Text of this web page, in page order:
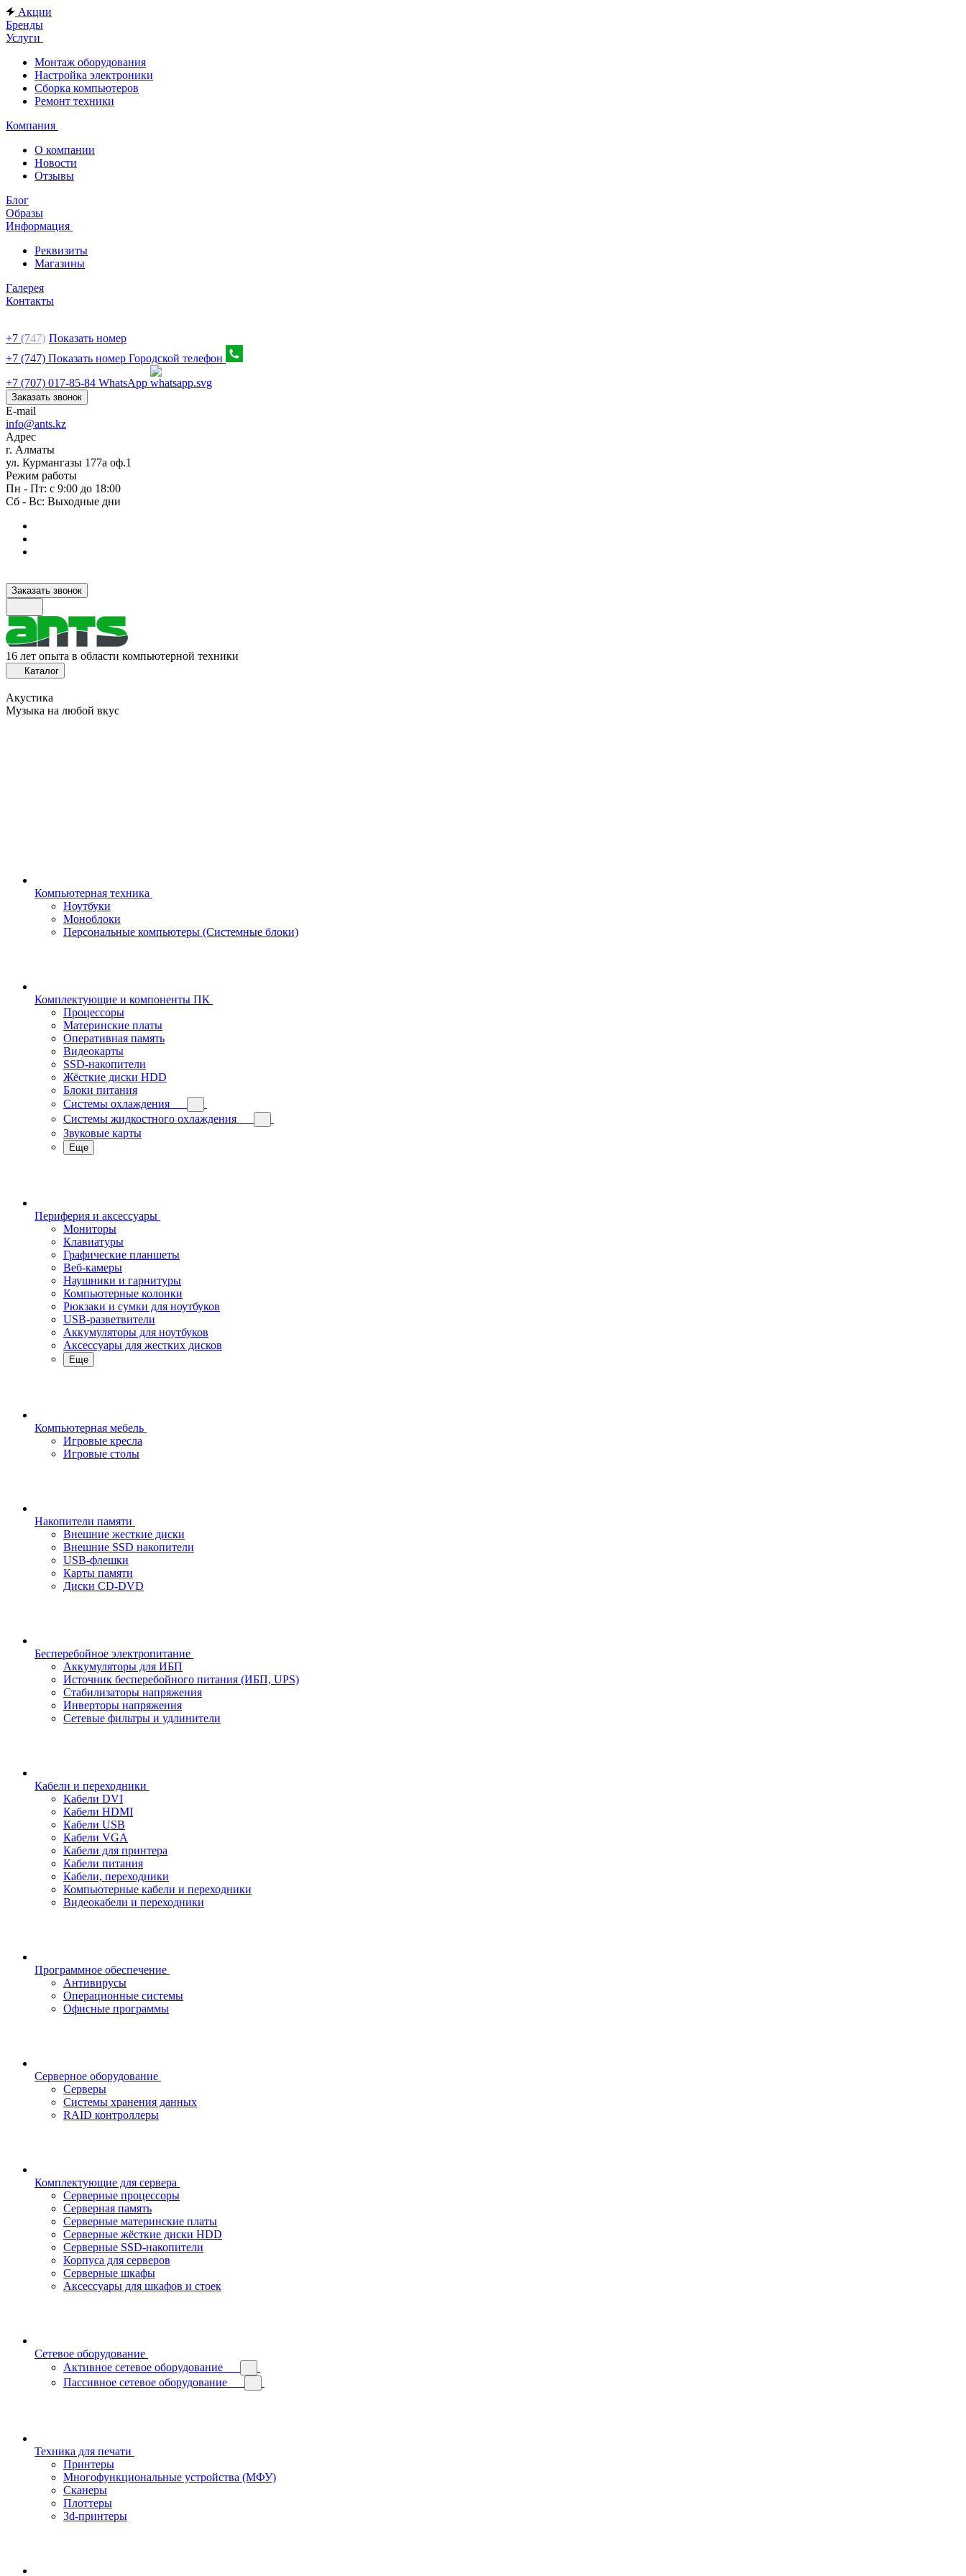
Акции
Бренды
Услуги
Монтаж оборудования
Настройка электроники
Сборка компьютеров
Ремонт техники
Компания
О компании
Новости
Отзывы
Блог
Образы
Информация
Реквизиты
Магазины
Галерея
Контакты
+7 (747) Показать номер
+7 (747) Показать номер Городской телефон
+7 (707) 017-85-84 WhatsApp
Заказать звонок
E-mail
info@ants.kz
Адрес
г. Алматы
ул. Курмангазы 177а оф.1
Режим работы
Пн - Пт: с 9:00 до 18:00
Сб - Вс: Выходные дни
Заказать звонок
16 лет опыта в области компьютерной техники
Каталог
Акустика
Музыка на любой вкус
Компьютерная техника
Ноутбуки
Моноблоки
Персональные компьютеры (Системные блоки)
Комплектующие и компоненты ПК
Процессоры
Материнские платы
Оперативная память
Видеокарты
SSD-накопители
Жёсткие диски HDD
Блоки питания
Системы охлаждения
Системы жидкостного охлаждения
Звуковые карты
Еще
Периферия и аксессуары
Мониторы
Клавиатуры
Графические планшеты
Веб-камеры
Наушники и гарнитуры
Компьютерные колонки
Рюкзаки и сумки для ноутбуков
USB-разветвители
Аккумуляторы для ноутбуков
Аксессуары для жестких дисков
Еще
Компьютерная мебель
Игровые кресла
Игровые столы
Накопители памяти
Внешние жесткие диски
Внешние SSD накопители
USB-флешки
Карты памяти
Диски CD-DVD
Бесперебойное электропитание
Аккумуляторы для ИБП
Источник бесперебойного питания (ИБП, UPS)
Стабилизаторы напряжения
Инверторы напряжения
Сетевые фильтры и удлинители
Кабели и переходники
Кабели DVI
Кабели HDMI
Кабели USB
Кабели VGA
Кабели для принтера
Кабели питания
Кабели, переходники
Компьютерные кабели и переходники
Видеокабели и переходники
Программное обеспечение
Антивирусы
Операционные системы
Офисные программы
Серверное оборудование
Серверы
Системы хранения данных
RAID контроллеры
Комплектующие для сервера
Серверные процессоры
Серверная память
Серверные материнские платы
Серверные жёсткие диски HDD
Серверные SSD-накопители
Корпуса для серверов
Серверные шкафы
Аксессуары для шкафов и стоек
Сетевое оборудование
Активное сетевое оборудование
Пассивное сетевое оборудование
Техника для печати
Принтеры
Многофункциональные устройства (МФУ)
Сканеры
Плоттеры
3d-принтеры